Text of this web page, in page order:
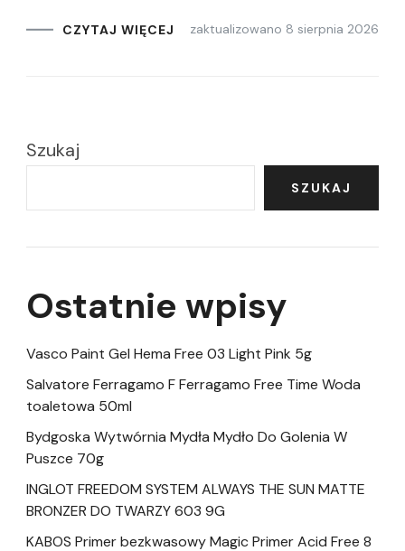
CZYTAJ WIĘCEJ zaktualizowano 8 sierpnia 2026
Szukaj
SZUKAJ
Ostatnie wpisy
Vasco Paint Gel Hema Free 03 Light Pink 5g
Salvatore Ferragamo F Ferragamo Free Time Woda
toaletowa 50ml
Bydgoska Wytwórnia Mydła Mydło Do Golenia W
Puszce 70g
INGLOT FREEDOM SYSTEM ALWAYS THE SUN MATTE
BRONZER DO TWARZY 603 9G
KABOS Primer bezkwasowy Magic Primer Acid Free 8